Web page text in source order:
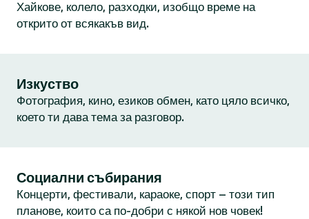
Хайкове, колело, разходки, изобщо време на
открито от всякакъв вид.
Изкуство
Фотография, кино, езиков обмен, като цяло всичко,
което ти дава тема за разговор.
Социални събирания
Концерти, фестивали, караоке, спорт – този тип
планове, които са по-добри с някой нов човек!